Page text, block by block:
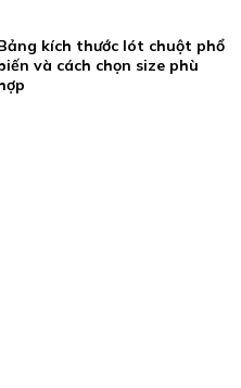
kích thước lót chuột phổ
và cách chọn size phù